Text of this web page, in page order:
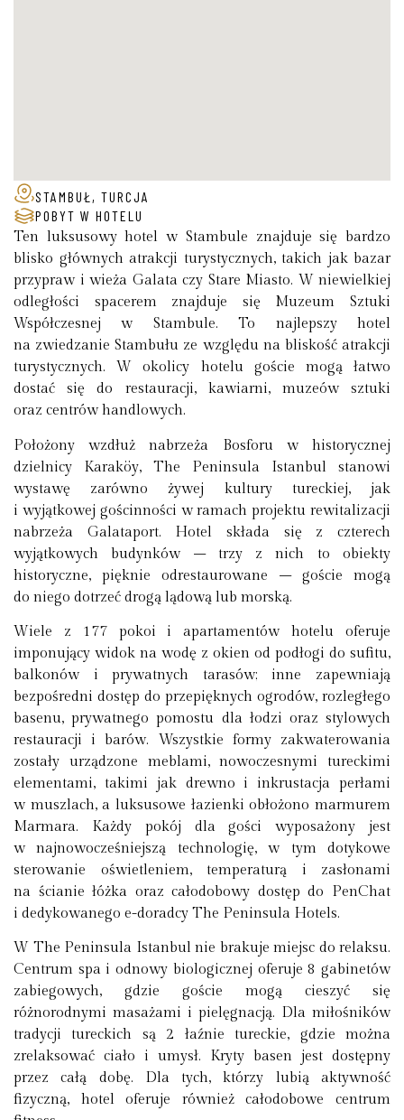
STAMBUŁ, TURCJA
POBYT W HOTELU
Ten luksusowy hotel w Stambule znajduje się bardzo
blisko głównych atrakcji turystycznych, takich jak bazar
przypraw i wieża Galata czy Stare Miasto. W niewielkiej
odległości spacerem znajduje się Muzeum Sztuki
Współczesnej w Stambule. To najlepszy hotel
na zwiedzanie Stambułu ze względu na bliskość atrakcji
turystycznych. W okolicy hotelu goście mogą łatwo
dostać się do restauracji, kawiarni, muzeów sztuki
oraz centrów handlowych.
Położony wzdłuż nabrzeża Bosforu w historycznej
dzielnicy Karaköy, The Peninsula Istanbul stanowi
wystawę zarówno żywej kultury tureckiej, jak
i wyjątkowej gościnności w ramach projektu rewitalizacji
nabrzeża Galataport. Hotel składa się z czterech
wyjątkowych budynków – trzy z nich to obiekty
historyczne, pięknie odrestaurowane – goście mogą
do niego dotrzeć drogą lądową lub morską.
Wiele z 177 pokoi i apartamentów hotelu oferuje
imponujący widok na wodę z okien od podłogi do sufitu,
balkonów i prywatnych tarasów; inne zapewniają
bezpośredni dostęp do przepięknych ogrodów, rozległego
basenu, prywatnego pomostu dla łodzi oraz stylowych
restauracji i barów. Wszystkie formy zakwaterowania
zostały urządzone meblami, nowoczesnymi tureckimi
elementami, takimi jak drewno i inkrustacja perłami
w muszlach, a luksusowe łazienki obłożono marmurem
Marmara. Każdy pokój dla gości wyposażony jest
w najnowocześniejszą technologię, w tym dotykowe
sterowanie oświetleniem, temperaturą i zasłonami
na ścianie łóżka oraz całodobowy dostęp do PenChat
i dedykowanego e-doradcy The Peninsula Hotels.
W The Peninsula Istanbul nie brakuje miejsc do relaksu.
Centrum spa i odnowy biologicznej oferuje 8 gabinetów
zabiegowych, gdzie goście mogą cieszyć się
różnorodnymi masażami i pielęgnacją. Dla miłośników
tradycji tureckich są 2 łaźnie tureckie, gdzie można
zrelaksować ciało i umysł. Kryty basen jest dostępny
przez całą dobę. Dla tych, którzy lubią aktywność
fizyczną, hotel oferuje również całodobowe centrum